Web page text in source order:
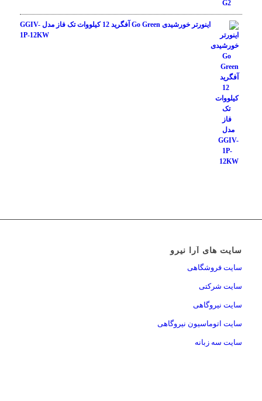
اینورتر خورشیدی Go Green آفگرید 12 کیلووات تک فاز مدل GGIV-
1P-12KW
سایت های آرا نیرو
سایت فروشگاهی
سایت شرکتی
سایت نیروگاهی
سایت اتوماسیون نیروگاهی
سایت سه زبانه